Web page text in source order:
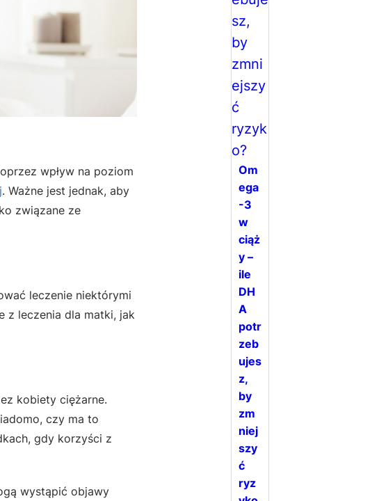
wpływ na poziom
. Ważne jest jednak, aby
związane ze
leczenie niektórymi
z leczenia dla matki, jak
kobiety ciężarne.
czy ma to
gdy korzyści z
wystąpić objawy
Om
ega
-3
w
ciąż
y –
ile
DH
A
potr
zeb
ujes
z,
by
zm
niej
szy
ć
ryz